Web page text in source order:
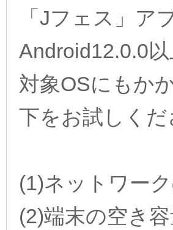
「Jフェス」ア
Android12.0.0以
対象OSにもか
下をお試しくだ
(1)ネットワー
(2)端末の空き